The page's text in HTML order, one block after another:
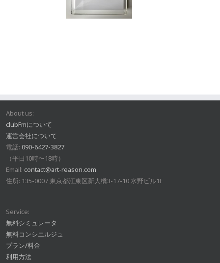
About us:
clubFmについて
運営会社について
電話: 090-6427-3827
（平日10時〜18時）
Email: contact@art-reason.com
住所: 135-0007 東京都江東区新大橋3-17-10 水野ビル1F
Service:
無料シミュレータ
無料コンシエルジュ
プラン/料金
利用方法